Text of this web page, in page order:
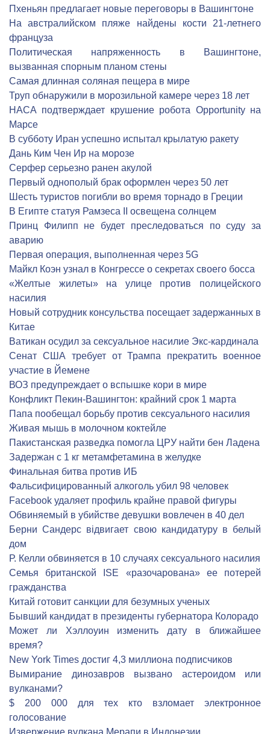
Пхеньян предлагает новые переговоры в Вашингтоне
На австралийском пляже найдены кости 21-летнего
француза
Политическая напряженность в Вашингтоне,
вызванная спорным планом стены
Самая длинная соляная пещера в мире
Труп обнаружили в морозильной камере через 18 лет
НАСА подтверждает крушение робота Opportunity на
Марсе
В субботу Иран успешно испытал крылатую ракету
Дань Ким Чен Ир на морозе
Серфер серьезно ранен акулой
Первый однополый брак оформлен через 50 лет
Шесть туристов погибли во время торнадо в Греции
В Египте статуя Рамзеса II освещена солнцем
Принц Филипп не будет преследоваться по суду за
аварию
Первая операция, выполненная через 5G
Майкл Коэн узнал в Конгрессе о секретах своего босса
«Желтые жилеты» на улице против полицейского
насилия
Новый сотрудник консульства посещает задержанных в
Китае
Ватикан осудил за сексуальное насилие Экс-кардинала
Сенат США требует от Трампа прекратить военное
участие в Йемене
ВОЗ предупреждает о вспышке кори в мире
Конфликт Пекин-Вашингтон: крайний срок 1 марта
Папа пообещал борьбу против сексуального насилия
Живая мышь в молочном коктейле
Пакистанская разведка помогла ЦРУ найти бен Ладена
Задержан с 1 кг метамфетамина в желудке
Финальная битва против ИБ
Фальсифицированный алкоголь убил 98 человек
Facebook удаляет профиль крайне правой фигуры
Обвиняемый в убийстве девушки вовлечен в 40 дел
Берни Сандерс відвигает свою кандидатуру в белый
дом
Р. Келли обвиняется в 10 случаях сексуального насилия
Семья британской ISE «разочарована» ее потерей
гражданства
Китай готовит санкции для безумных ученых
Бывший кандидат в президенты губернатора Колорадо
Может ли Хэллоуин изменить дату в ближайшее
время?
New York Times достиг 4,3 миллиона подписчиков
Вымирание динозавров вызвано астероидом или
вулканами?
$ 200 000 для тех кто взломает электронное
голосование
Извержение вулкана Мерапи в Индонезии